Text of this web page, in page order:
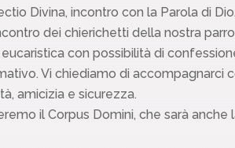
Divina, incontro con la Parola di Dio.
dei chierichetti della nostra
con possibilità di
Vi chiediamo di accompagnarci
amicizia e sicurezza.
il Corpus Domini, che sarà